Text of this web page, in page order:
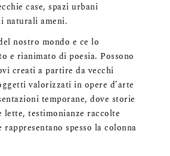
case, spazi urbani
naturali ameni.
nostro mondo e ce lo
e rianimato di poesia. Possono
creati a partire da vecchi
valorizzati in opere d’arte
temporane, dove storie
lette, testimonianze raccolte
rappresentano spesso la colonna